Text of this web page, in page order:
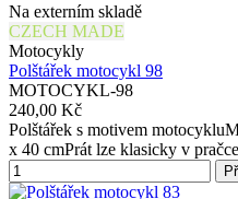
Na externím skladě
CZECH MADE
Motocykly
Polštářek motocykl 98
MOTOCYKL-98
240,00 Kč
Polštářek s motivem
x 40 cmPrát lze klasicky v